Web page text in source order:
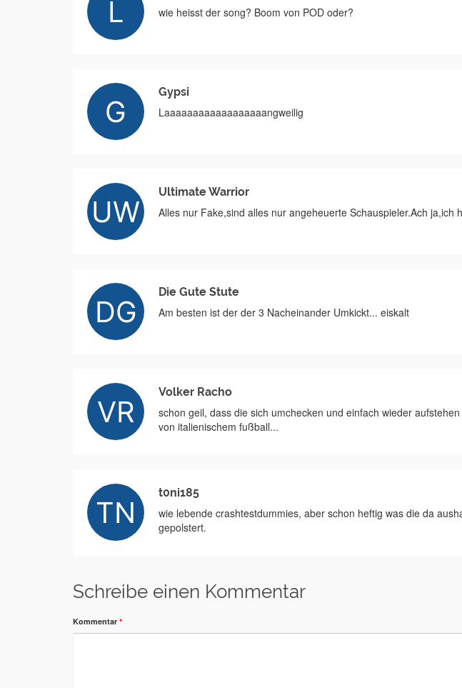
wie heisst der song? Boom von POD oder?
Gypsi
Laaaaaaaaaaaaaaaaaangweilig
Ultimate Warrior
Alles nur Fake,sind alles nur angeheuerte Schauspieler.Ach ja,ich
Die Gute Stute
Am besten ist der der 3 Nacheinander Umkickt... eiskalt
Volker Racho
schon geil, dass die sich umchecken und einfach wieder
von italienischem fußball...
t0ni185
wie lebende crashtestdummies, aber schon heftig was die da
gepolstert.
Schreibe einen Kommentar
Kommentar *